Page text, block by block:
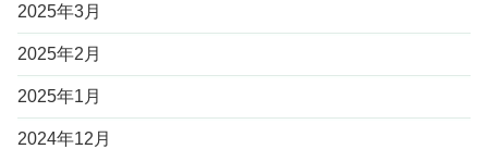
2025年3月
2025年2月
2025年1月
2024年12月